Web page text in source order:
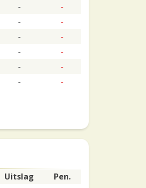
-
-
-
-
-
-
-
-
-
-
- -
Uitslag
Pen.